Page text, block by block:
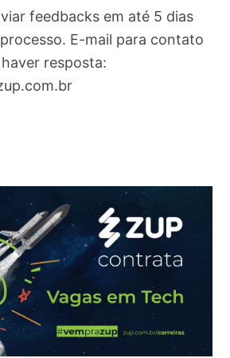
feedbacks em até 5 dias
E-mail para contato
resposta: